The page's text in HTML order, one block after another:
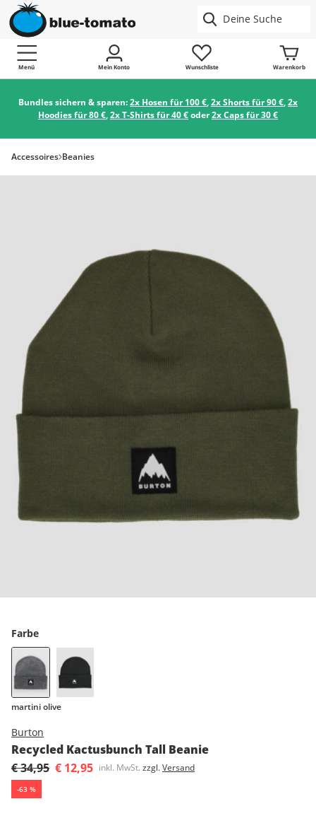
Menü Mein Konto Wunschliste Warenkorb
Bundles sichern & sparen:2x Hosen für 100 €,2x Shorts für 90 €,2x
Hoodies für 80 €,2x T-Shirts für 40 €oder2x Caps für 30 €
Accessoires Beanies
Farbe
martini olive
Burton
Recycled Kactusbunch Tall Beanie
€ 34,95 € 12,95 inkl. MwSt. zzgl.Versand
-63 %